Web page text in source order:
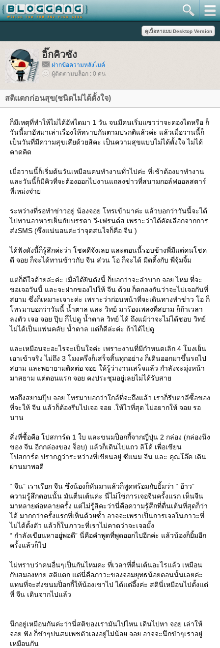
อิ๊กคิวซัง
ฝากข้อความหลังไมค์
ผู้ติดตามบล็อก : 0 คน
สติแตกก่อนสุข(ชนิดไม่ได้ตั้งใจ)
ก็มีเหตุที่ทำให้ไม่ได้อัพไดมา 1 วัน จนมีคนเริ่มแซวว่าจะดองไดหรือ ก็
วันนี้มาอัพมาเล่าเรื่องให้ทราบกันตามปรกติแล้วค่ะ แล้วเมื่อวานนี้ก็
เป็นวันที่มีความสุขเสียด้วยสิคะ เป็นความสุขแบบไม่ได้ตั้งใจ ไม่ได้
คาดคิด
เมื่อวานนี้ก็เริ่มต้นวันเหมือนคนทำงานทั่วไปค่ะ ที่เช้าต้องมาทำงาน
ละวันนี้ก็มีคิวที่จะต้องออกไปงานแถลงข่าวที่สนามกอล์ฟออลสตาร์
ที่เหม่งจ๋า
ระหว่างที่รอทำข่าวอยู่ น้องจอย โทรเข้ามาค่ะ แล้วบอกว่าวันนี้จะได้
ไปทานอาหารเย็นกับบรรดา วี-เฟรนด์ส เพราะว่าได้คัดเลือกจากการ
ส่งSMS (ซึ่งแน่นอนค่ะว่าจุดสนใจก็คือ จีน )
ได้ฟังดังนี้ก็รู้สึกค่ะว่า โชคดีจังเลย และตอนนี้รอบข้างพี่มีแต่คนโชค
ดี จอย ก็จะได้ทานข้าวกับ จีน ส่วน โอ ก็จะได้ มีตติ้งกับ พี่จุ้มจิ้ม
ต่ก็ดีใจด้วยล่ะค่ะ เมื่อได้ยินดังนี้ ก็บอกว่าจะลำบาก จอย ไหม ที่จะ
ขอเจอวันนี้ และจะฝากของไปให้ จีน ด้วย ก็ตกลงกันว่าจะไปเจอกันที่
สยาม ซึ่งก็เหมาะเจาะค่ะ เพราะว่าก่อนหน้าที่จะเดินทางทำข่าว โอ ก็
ทรมาบอกว่าวันนี้ น้ำตาล และ วิทย์ มาร้องเพลงที่สยาม ก็ถ้าเวลา
ลงตัว เจอ จอย ปุ๊บ ก็ไปดู น้ำตาล วิทย์ ได้ ถึงแม้ว่าจะไม่ได้ชอบ วิทย์
ไม่ได้เป็นแฟนคลับ น้ำตาล แต่ก็ดีล่ะค่ะ ถ้าได้ไปดู
ละเหมือนจะอะไรจะเป็นใจค่ะ เพราะงานที่มีกำหนดเลิก 4 โมงเย็น
เอาเข้าจริง ไม่ถึง 3 โมงครึ่งก็เสร็จสิ้นทุกอย่าง ก็เดินออกมาขึ้นรถไป
สยาม และพยายามติดต่อ จอย ให้รู้ว่างานเสร็จแล้ว กำลังจะมุ่งหน้า
มาสยาม แต่ตอนแรก จอย คงประชุมอยู่เลยไม่ได้รับสา
พอถึงสยามปุ๊บ จอย โทรมาบอกว่าใกล้ที่จะถึงแล้ว เราก็รีบตาลีซื้อของ
ที่จะให้ จีน แล้วก็ต้องรีบไปเจอ จอย .ให้ไวที่สุด ไม่อยากให้ จอย รอ
นาน
สิ่งที่ซื้อคือ โปสการ์ด 1 ใบ และขนมป็อกกี้จากญี่ปุ่น 2 กล่อง (กล่องนึง
ของ จีน อีกกล่องของ จ็อบ) แล้วก็เดินไปแถว ลิโด้ เพื่อเขียน
ปสการ์ด ปรากฎว่าระหว่างที่เขียนอยู่ ซีแนม จีน และ คุณโอ๊ค เดิน
ผ่านมาพอดี
“ จีน” เราเรียก จีน ซึ่งน้องก็หันมาแล้วก็พูดพร้อมกับยิ้มว่า “ อ้าว”
ความรู้สึกตอนนั้น มันตื่นเต้นค่ะ นี่ไม่ใช่การเจอจีนครั้งแรก เห็นจีน
มาหลายต่อหลายครั้ง แต่ไม่รู้สิคะว่านี่คือความรู้สึกที่ตื่นเต้นที่สุดก็ว่า
ได้ มากกว่าครั้งแรกที่เห็นด้วยซ้ำ อาจจะเพราเป็นการเจอในภาวะที่
ไม่ได้ตั้งตัว แล้วก็ในภาวะที่เราไม่คาดว่าจะเจอมั้ง
“ กำลังเขียนหาอยู่พอดี” นี่คือคำพูดที่พูดออกไปอีกค่ะ แล้วน้องก็ยิ้มอีก
ครั้งแล้วก็ไป
ไม่ทราบว่าคนอื่นๆเป็นกันไหมคะ ที่เวลาที่ตื่นเต้นอะไรแล้ว เหมือน
กับสมองหาย สติแตก แต่นี่คือภาวะของจอมยุทธน้อยตอนนั้นเลยค่ะ
ทนที่จะส่งขนมป็อกกี้ให้น้องเขาไป ได้แต่อึ้งค่ะ สตินี่เหมือนไปตั้งแต่
ที่ จีน เดินจากไปแล้ว
นึกอยู่เหมือนกันค่ะว่านี่สติของเรามันไปไหน เดินไปหา จอย เล่าให้
จอย ฟัง ก็ขำๆปนสมเพชตัวเองอยู่ไม่น้อย จอย อาจจะนึกขำๆเราอยู่
เหมือนกัน